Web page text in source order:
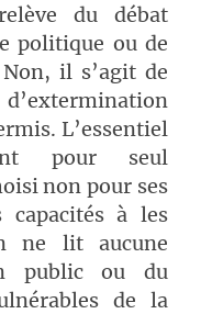
du débat
politique ou de
il s’agit de
L’essentiel
pour seul
non pour ses
capacités à les
ne lit aucune
public ou du
de la